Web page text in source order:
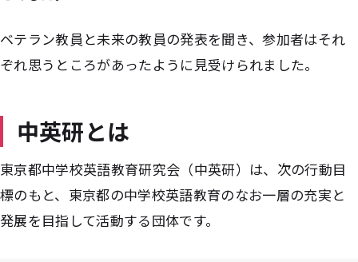
ベテラン教員と未来の教員の発表を聞き、参加者はそれ
ぞれ思うところがあったように見受けられました。
中英研とは
東京都中学校英語教育研究会（中英研）は、次の行動目
標のもと、東京都の中学校英語教育のなお一層の充実と
発展を目指して活動する団体です。